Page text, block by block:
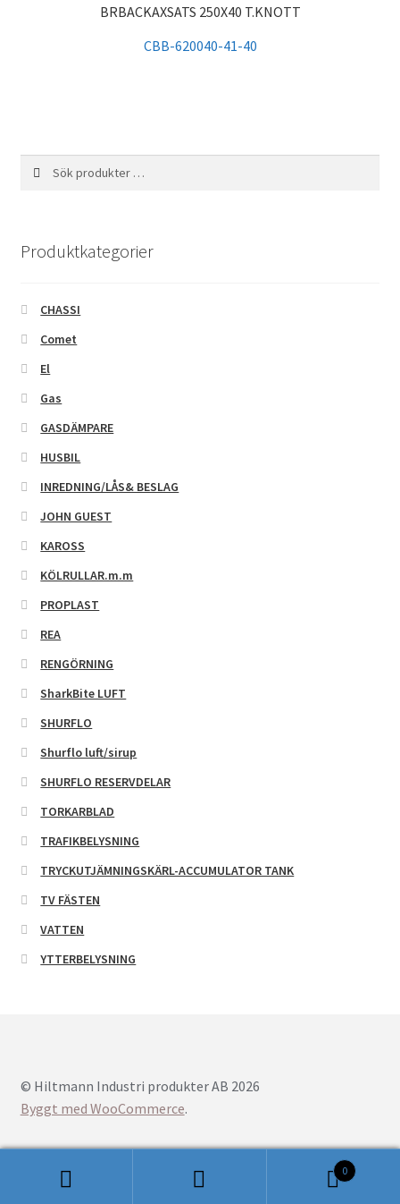
BRBACKAXSATS 250X40 T.KNOTT
CBB-620040-41-40
Produktkategorier
CHASSI
Comet
El
Gas
GASDÄMPARE
HUSBIL
INREDNING/LÅS& BESLAG
JOHN GUEST
KAROSS
KÖLRULLAR.m.m
PROPLAST
REA
RENGÖRNING
SharkBite LUFT
SHURFLO
Shurflo luft/sirup
SHURFLO RESERVDELAR
TORKARBLAD
TRAFIKBELYSNING
TRYCKUTJÄMNINGSKÄRL-ACCUMULATOR TANK
TV FÄSTEN
VATTEN
YTTERBELYSNING
© Hiltmann Industri produkter AB 2026
Byggt med WooCommerce.
0